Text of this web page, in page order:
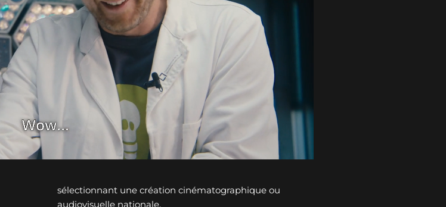
sélectionnant une création cinématographique ou
audiovisuelle nationale.